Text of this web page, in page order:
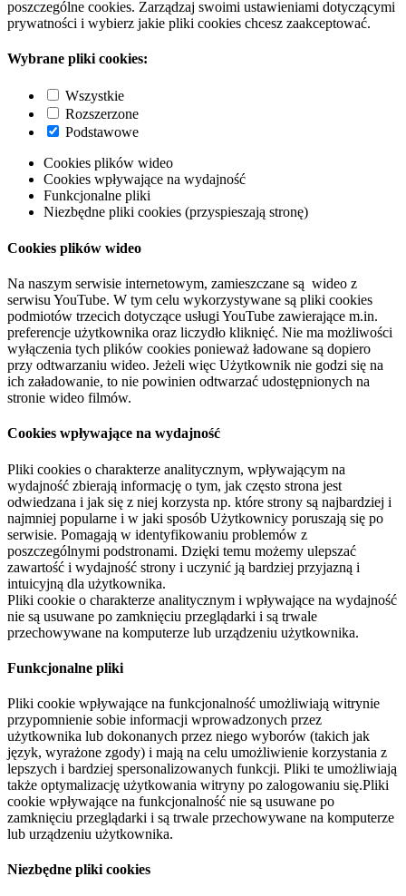
poszczególne cookies. Zarządzaj swoimi ustawieniami dotyczącymi
prywatności i wybierz jakie pliki cookies chcesz zaakceptować.
Wybrane pliki cookies:
Wszystkie
Rozszerzone
Podstawowe
Cookies plików wideo
Cookies wpływające na wydajność
Funkcjonalne pliki
Niezbędne pliki cookies (przyspieszają stronę)
Cookies plików wideo
Na naszym serwisie internetowym, zamieszczane są wideo z
serwisu YouTube. W tym celu wykorzystywane są pliki cookies
podmiotów trzecich dotyczące usługi YouTube zawierające m.in.
preferencje użytkownika oraz liczydło kliknięć. Nie ma możliwości
wyłączenia tych plików cookies ponieważ ładowane są dopiero
przy odtwarzaniu wideo. Jeżeli więc Użytkownik nie godzi się na
ich załadowanie, to nie powinien odtwarzać udostępnionych na
stronie wideo filmów.
Cookies wpływające na wydajność
Pliki cookies o charakterze analitycznym, wpływającym na
wydajność zbierają informację o tym, jak często strona jest
odwiedzana i jak się z niej korzysta np. które strony są najbardziej i
najmniej popularne i w jaki sposób Użytkownicy poruszają się po
serwisie. Pomagają w identyfikowaniu problemów z
poszczególnymi podstronami. Dzięki temu możemy ulepszać
zawartość i wydajność strony i uczynić ją bardziej przyjazną i
intuicyjną dla użytkownika.
Pliki cookie o charakterze analitycznym i wpływające na wydajność
nie są usuwane po zamknięciu przeglądarki i są trwale
przechowywane na komputerze lub urządzeniu użytkownika.
Funkcjonalne pliki
Pliki cookie wpływające na funkcjonalność umożliwiają witrynie
przypomnienie sobie informacji wprowadzonych przez
użytkownika lub dokonanych przez niego wyborów (takich jak
język, wyrażone zgody) i mają na celu umożliwienie korzystania z
lepszych i bardziej spersonalizowanych funkcji. Pliki te umożliwiają
także optymalizację użytkowania witryny po zalogowaniu się.Pliki
cookie wpływające na funkcjonalność nie są usuwane po
zamknięciu przeglądarki i są trwale przechowywane na komputerze
lub urządzeniu użytkownika.
Niezbędne pliki cookies